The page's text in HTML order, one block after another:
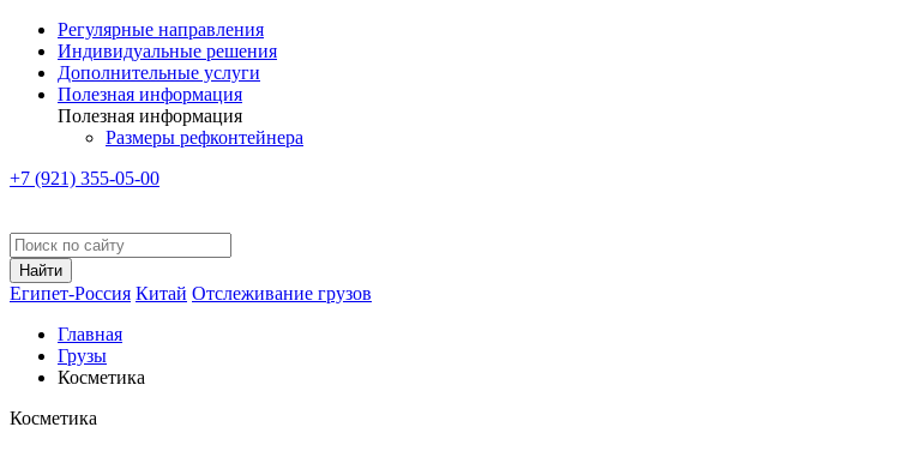
Регулярные направления
Индивидуальные решения
Дополнительные услуги
Полезная информация
Полезная информация
Размеры рефконтейнера
+7 (921) 355-05-00
Найти
Египет-Россия Китай Отслеживание грузов
Главная
Грузы
Косметика
Косметика